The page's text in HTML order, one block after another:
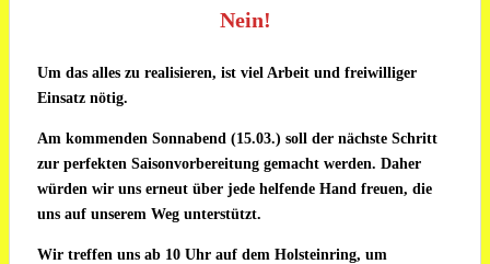
Nein!
Um das alles zu realisieren, ist viel Arbeit und freiwilliger
Einsatz nötig.
Am kommenden Sonnabend (15.03.) soll der nächste Schritt
zur perfekten Saisonvorbereitung gemacht werden. Daher
würden wir uns erneut über jede helfende Hand freuen, die
uns auf unserem Weg unterstützt.
Wir treffen uns ab 10 Uhr auf dem Holsteinring, um